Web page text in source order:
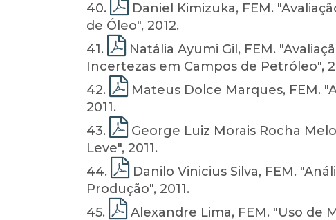
40.
Daniel Kimizuka, FEM.
de Óleo", 2012.
41.
Natália Ayumi Gil, FEM.
Incertezas em Campos de Petróleo",
42.
Mateus Dolce Marques, FEM.
2011.
43.
George Luiz Morais Rocha
Leve", 2011.
44.
Danilo Vinicius Silva, FEM.
Produção", 2011.
45.
Alexandre Lima, FEM. "Uso de